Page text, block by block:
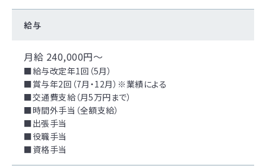
給与
月給 240,000円〜
■給与改定年1回（5月）
■賞与年2回（7月・12月）※業績による
■交通費支給（月5万円まで）
■時間外手当（全額支給）
■出張手当
■役職手当
■資格手当